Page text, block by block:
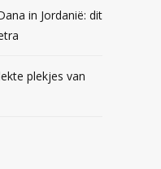
in Jordanië: dit
plekjes van